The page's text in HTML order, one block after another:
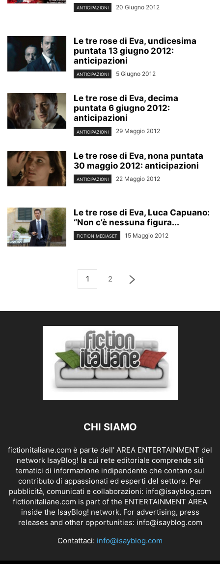
ANTICIPAZIONI 20 Giugno 2012
Le tre rose di Eva, undicesima
puntata 13 giugno 2012:
anticipazioni
ANTICIPAZIONI 5 Giugno 2012
Le tre rose di Eva, decima
puntata 6 giugno 2012:
anticipazioni
ANTICIPAZIONI 29 Maggio 2012
Le tre rose di Eva, nona puntata
30 maggio 2012: anticipazioni
ANTICIPAZIONI 22 Maggio 2012
Le tre rose di Eva, Luca Capuano:
“Non c’è nessuna figura...
FICTION MEDIASET 15 Maggio 2012
1 2
CHI SIAMO
fictionitaliane.com è parte dell' AREA ENTERTAINMENT del
network IsayBlog! la cui rete editoriale comprende siti
tematici di informazione indipendente che contano sul
contributo di appassionati ed esperti del settore. Per
pubblicità, comunicati e collaborazioni: info@isayblog.com
fictionitaliane.com is part of the ENTERTAINMENT AREA
inside the IsayBlog! network. For advertising, press
releases and other opportunities: info@isayblog.com
Contattaci: info@isayblog.com